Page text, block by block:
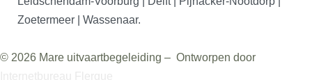
Zoetermeer | Wassenaar.
© 2026 Mare uitvaartbegeleiding – Ontworpen door